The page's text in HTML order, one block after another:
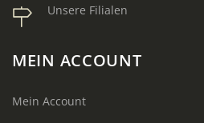
Unsere Filialen
MEIN ACCOUNT
Mein Account